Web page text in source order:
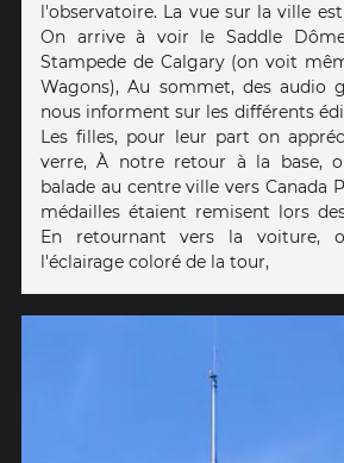
l'observatoire. La vue sur la ville
On arrive à voir le Saddle
Stampede de Calgary (on voit
Wagons), Au sommet, des audio
nous informent sur les différents
Les filles, pour leur part on
verre, À notre retour à la base,
balade au centre ville vers Canada
médailles étaient remisent lors
En retournant vers la voiture,
l'éclairage coloré de la tour,